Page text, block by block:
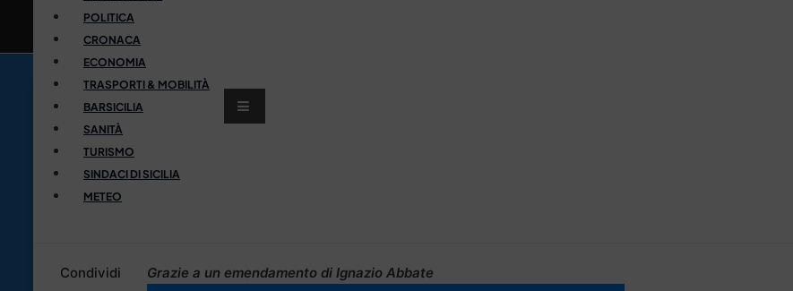
POLITICA
CRONACA
ECONOMIA
TRASPORTI & MOBILITÀ
BARSICILIA
SANITÀ
TURISMO
SINDACI DI SICILIA
METEO
Condividi Grazie a un emendamento di Ignazio Abbate